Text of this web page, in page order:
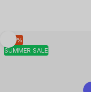
SUMMER SALE
–10 %